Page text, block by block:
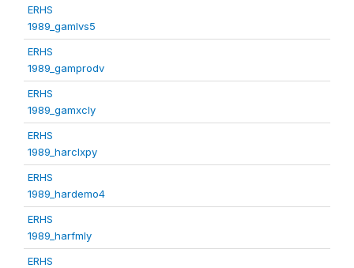
ERHS
1989_gamlvs5
ERHS
1989_gamprodv
ERHS
1989_gamxcly
ERHS
1989_harclxpy
ERHS
1989_hardemo4
ERHS
1989_harfmly
ERHS